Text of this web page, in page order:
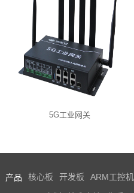
5G工业网关
产品 核心板 开发板 ARM工控机